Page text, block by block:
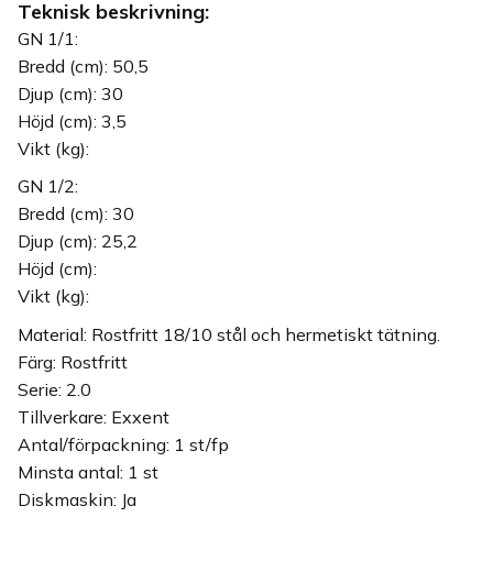
Teknisk beskrivning:
GN 1/1:
Bredd (cm): 50,5
Djup (cm): 30
Höjd (cm): 3,5
Vikt (kg):
GN 1/2:
Bredd (cm): 30
Djup (cm): 25,2
Höjd (cm):
Vikt (kg):
Material: Rostfritt 18/10 stål och hermetiskt tätning.
Färg: Rostfritt
Serie: 2.0
Tillverkare: Exxent
Antal/förpackning: 1 st/fp
Minsta antal: 1 st
Diskmaskin: Ja